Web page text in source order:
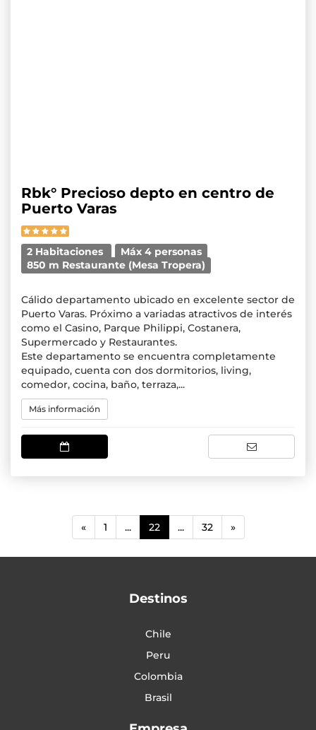
Rbk° Precioso depto en centro de
Puerto Varas
2 Habitaciones
Máx 4 personas
850 m Restaurante (Mesa Tropera)
Cálido departamento ubicado en excelente sector de
Puerto Varas. Próximo a variadas atractivos de interés
como el Casino, Parque Philippi, Costanera,
Supermercado y Restaurantes.
Este departamento se encuentra completamente
equipado, cuenta con dos dormitorios, living,
comedor, cocina, baño, terraza,...
Más información
« 1 ... 22(current)
... 32 »
Destinos
Chile
Peru
Colombia
Brasil